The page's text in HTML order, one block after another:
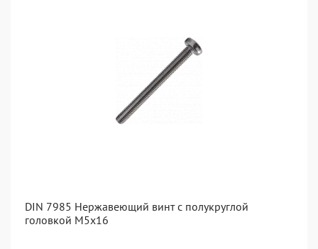
DIN 7985 Нержавеющий винт с полукруглой
головкой М5х16